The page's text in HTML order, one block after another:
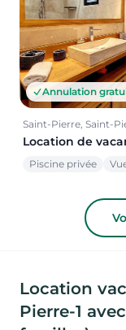
Annulation
Saint-Pierre, Saint-
Location de
Piscine privée
Location
Pierre-1